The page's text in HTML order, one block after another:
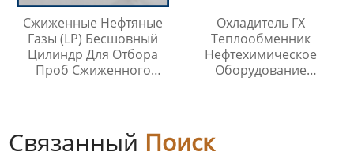
Сжиженные Нефтяные
Газы (LP) Бесшовный
Цилиндр Для Отбора
Проб Сжиженного
Охладитель ГХ
Теплообменник
Нефтехимическое
Оборудование
Связанный Поиск